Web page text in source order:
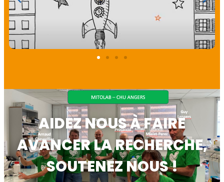
AIDEZ NOUS À FAIRE
AVANCER LA RECHERCHE,
SOUTENEZ NOUS !